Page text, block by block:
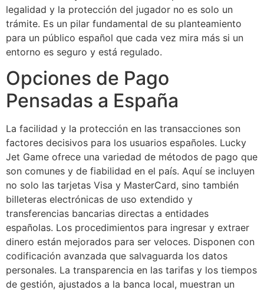
legalidad y la protección del jugador no es solo un
trámite. Es un pilar fundamental de su planteamiento
para un público español que cada vez mira más si un
entorno es seguro y está regulado.
Opciones de Pago
Pensadas a España
La facilidad y la protección en las transacciones son
factores decisivos para los usuarios españoles. Lucky
Jet Game ofrece una variedad de métodos de pago que
son comunes y de fiabilidad en el país. Aquí se incluyen
no solo las tarjetas Visa y MasterCard, sino también
billeteras electrónicas de uso extendido y
transferencias bancarias directas a entidades
españolas. Los procedimientos para ingresar y extraer
dinero están mejorados para ser veloces. Disponen con
codificación avanzada que salvaguarda los datos
personales. La transparencia en las tarifas y los tiempos
de gestión, ajustados a la banca local, muestran un